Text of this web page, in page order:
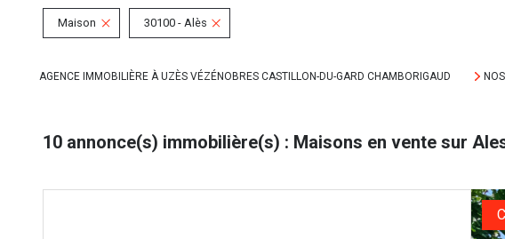
De l'immo pro De l'immo pro
Maison 30100 - Alès
AGENCE IMMOBILIÈRE À UZÈS VÉZÉNOBRES CASTILLON-DU-GARD CHAMBORIGAUD
10 annonce(s) immobilière(s) : Maisons en vente sur